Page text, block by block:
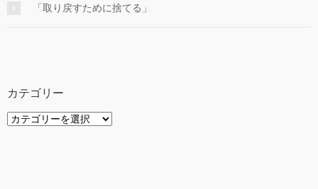
「取り戻すために捨てる」
カテゴリー
カ